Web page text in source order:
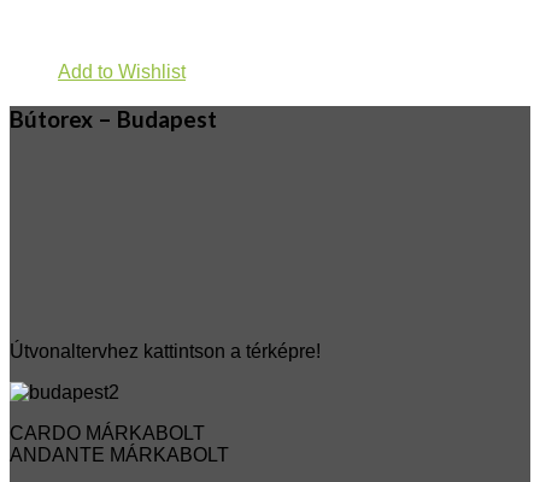
Add to Wishlist
Bútorex – Budapest
Útvonaltervhez kattintson a térképre!
CARDO MÁRKABOLT
ANDANTE MÁRKABOLT